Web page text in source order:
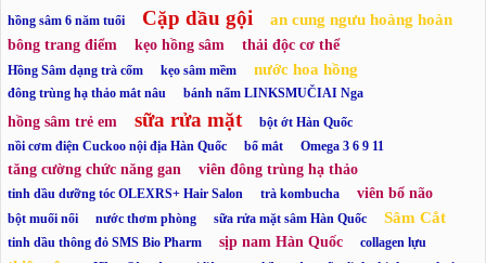
hồng sâm 6 năm tuổi
Cặp dầu gội an cung ngưu hoàng hoàn
bông trang điểm kẹo hồng sâm thải độc cơ thể
Hồng Sâm dạng trà cốm kẹo sâm mềm nước hoa hồng
đông trùng hạ thảo mắt nâu bánh nấm LINKSMUČIAI Nga
hồng sâm trẻ em sữa rửa mặt
bột ớt Hàn Quốc
nồi cơm điện Cuckoo nội địa Hàn Quốc
bổ mắt Omega 3 6 9 11
tăng cường chức năng gan viên đông trùng hạ thảo
tinh dầu dưỡng tóc OLEXRS+ Hair Salon trà kombucha viên bổ não
bột muối nổi nước thơm phòng sữa rửa mặt sâm Hàn Quốc Sâm Cắt
tinh dầu thông đỏ SMS Bio Pharm sịp nam Hàn Quốc collagen lựu